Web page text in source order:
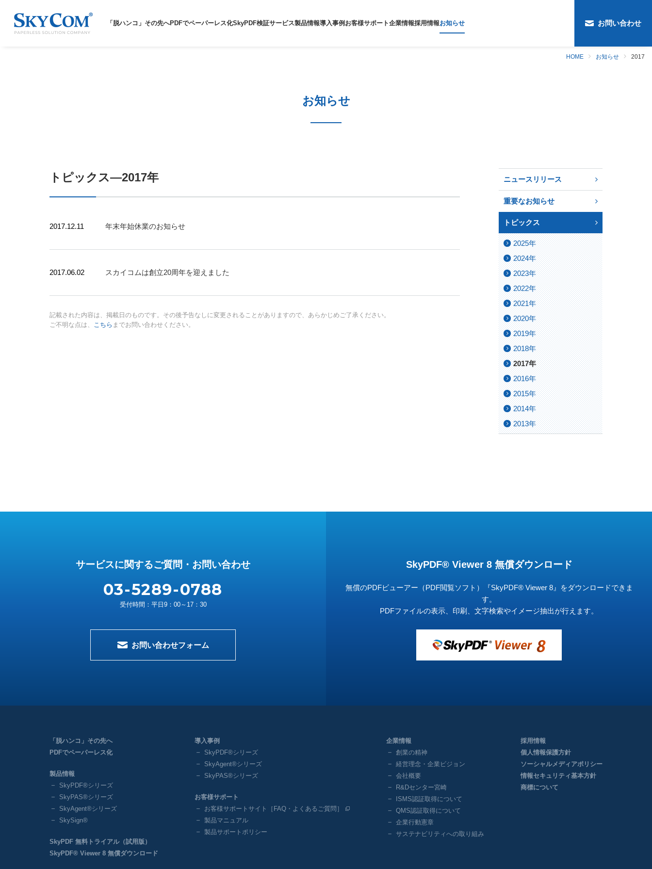
「脱ハンコ」その先へPDFでペーパーレス化SkyPDF検証サービス製品情報導入事例 お客様サポート企業情報採用情報お知らせ お問い合わせ
HOME お知らせ 2017
お知らせ
トピックス―2017年
2017.12.11 年末年始休業のお知らせ
2017.06.02 スカイコムは創立20周年を迎えました
記載された内容は、掲載日のものです。その後予告なしに変更されることがありますので、あらかじめご了承ください。
ご不明な点は、 こちら までお問い合わせください。
ニュースリリース
重要なお知らせ
トピックス
2025年
2024年
2023年
2022年
2021年
2020年
2019年
2018年
2017年
2016年
2015年
2014年
2013年
サービスに関するご質問・お問い合わせ
03-5289-0788
受付時間：平日9：00～17：30
お問い合わせフォーム
SkyPDF® Viewer 8 無償ダウンロード
無償のPDFビューアー（PDF閲覧ソフト）『SkyPDF® Viewer 8』をダウンロードできま
す。
PDFファイルの表示、印刷、文字検索やイメージ抽出が行えます。
「脱ハンコ」その先へ
PDFでペーパーレス化
製品情報
SkyPDF®シリーズ
SkyPAS®シリーズ
SkyAgent®シリーズ
SkySign®
SkyPDF 無料トライアル（試用版）
SkyPDF® Viewer 8 無償ダウンロード
導入事例
SkyPDF®シリーズ
SkyAgent®シリーズ
SkyPAS®シリーズ
お客様サポート
お客様サポートサイト［FAQ・よくあるご質問］
製品マニュアル
製品サポートポリシー
企業情報
創業の精神
経営理念・企業ビジョン
会社概要
R&Dセンター宮崎
ISMS認証取得について
QMS認証取得について
企業行動憲章
サステナビリティへの取り組み
採用情報
個人情報保護方針
ソーシャルメディアポリシー
情報セキュリティ基本方針
商標について